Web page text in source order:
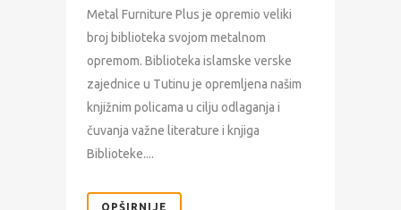
Metal Furniture Plus je opremio veliki
broj biblioteka svojom metalnom
opremom. Biblioteka islamske verske
zajednice u Tutinu je opremljena našim
knjižnim policama u cilju odlaganja i
čuvanja važne literature i knjiga
Biblioteke....
OPŠIRNIJE